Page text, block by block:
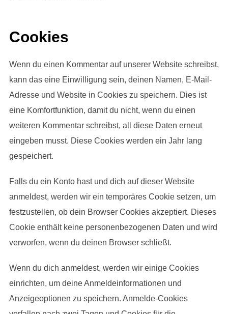
Cookies
Wenn du einen Kommentar auf unserer Website schreibst,
kann das eine Einwilligung sein, deinen Namen, E-Mail-
Adresse und Website in Cookies zu speichern. Dies ist
eine Komfortfunktion, damit du nicht, wenn du einen
weiteren Kommentar schreibst, all diese Daten erneut
eingeben musst. Diese Cookies werden ein Jahr lang
gespeichert.
Falls du ein Konto hast und dich auf dieser Website
anmeldest, werden wir ein temporäres Cookie setzen, um
festzustellen, ob dein Browser Cookies akzeptiert. Dieses
Cookie enthält keine personenbezogenen Daten und wird
verworfen, wenn du deinen Browser schließt.
Wenn du dich anmeldest, werden wir einige Cookies
einrichten, um deine Anmeldeinformationen und
Anzeigeoptionen zu speichern. Anmelde-Cookies